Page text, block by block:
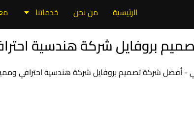
الرئيسية من نحن خدماتنا
بروفايل شركة هندسية
-أفضل شركة تصميم بروفايل شركة هندسية احترافي ومميز